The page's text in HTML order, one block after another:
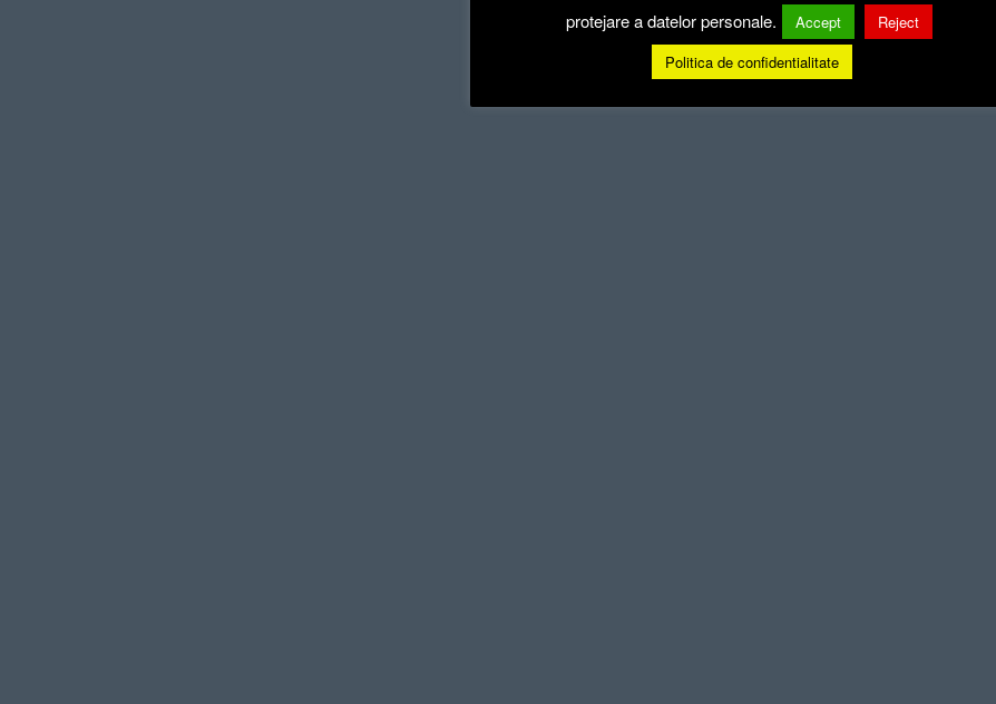
protejare a datelor personale.
Accept
Reject
Politica de confidentialitate